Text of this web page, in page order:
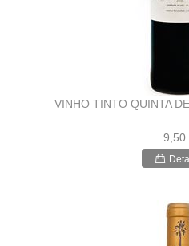
VINHO TINTO QUINTA
9,50